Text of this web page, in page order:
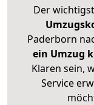
Der
Paderborn
ein Umzug
Klaren sein,
Service